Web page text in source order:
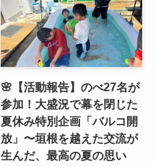
🌸【活動報告】のべ27名が
参加！大盛況で幕を閉じた
夏休み特別企画「バルコ開
放」〜垣根を越えた交流が
生んだ、最高の夏の思い